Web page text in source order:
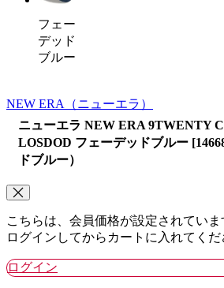
フェー
デッド
ブルー
NEW ERA （ニューエラ）
ニューエラ NEW ERA 9TWENTY
LOSDOD フェーデッドブルー
ドブルー）
こちらは、会員価格が設定されていま
ログインしてからカートに入れてくだ
ログイン